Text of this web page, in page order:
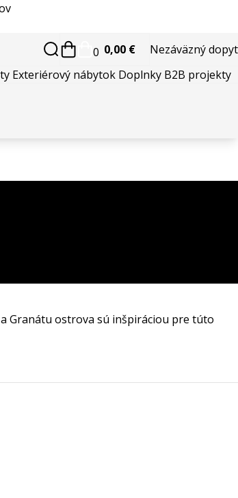
0 0,00 €
Nezáväzný dopyt
Exteriérový nábytok Doplnky B2B projekty
Granátu ostrova sú inšpiráciou pre túto